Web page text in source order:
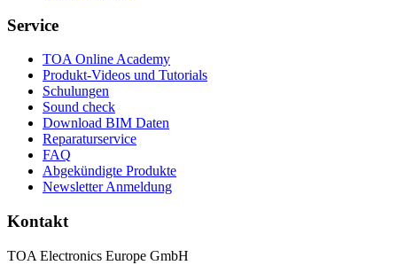
Service
TOA Online Academy
Produkt-Videos und Tutorials
Schulungen
Sound check
Download BIM Daten
Reparaturservice
FAQ
Abgekündigte Produkte
Newsletter Anmeldung
Kontakt
TOA Electronics Europe GmbH